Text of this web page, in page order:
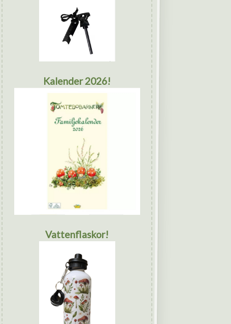
Kalender 2026!
Vattenflaskor!